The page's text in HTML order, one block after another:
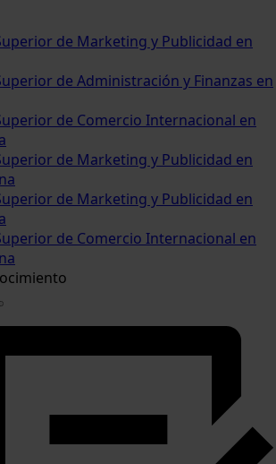
de Marketing y Publicidad en
de Administración y Finanzas en
de Comercio Internacional en
de Marketing y Publicidad en
de Marketing y Publicidad en
de Comercio Internacional en